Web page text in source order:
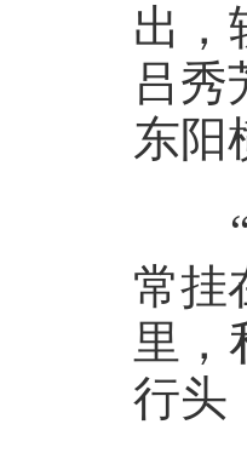
出，
吕秀
东阳
“
常挂
里，
行头